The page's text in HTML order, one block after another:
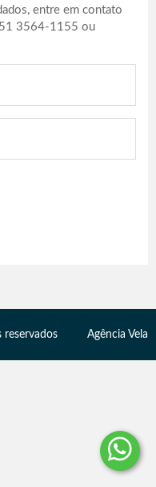
entre em contato
3564-1155 ou
reservados Agência Vela